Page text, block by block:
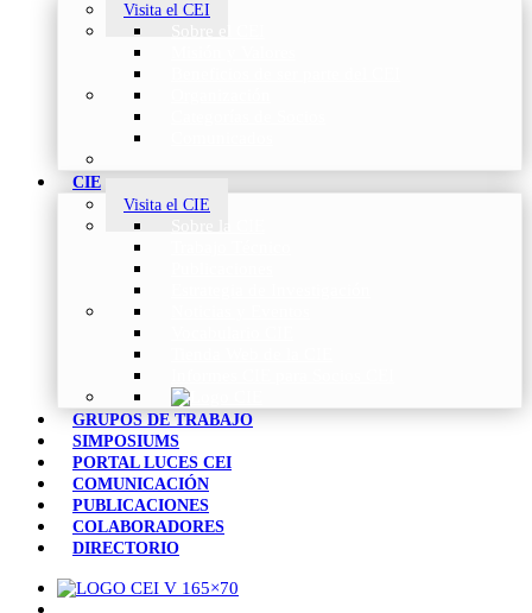
Visita el CEI
CIE
Visita el CIE
GRUPOS DE TRABAJO
SIMPOSIUMS
PORTAL LUCES CEI
COMUNICACIÓN
PUBLICACIONES
COLABORADORES
DIRECTORIO